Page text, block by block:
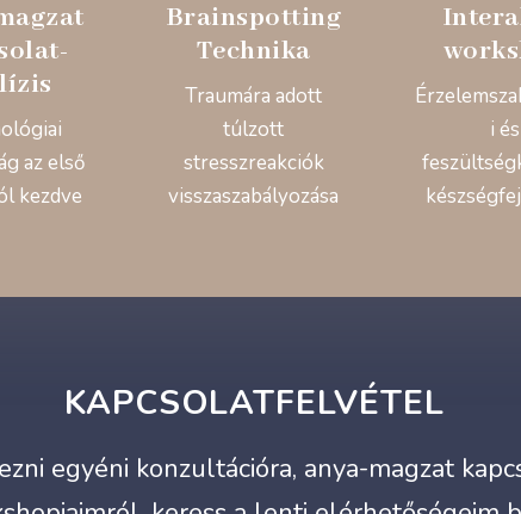
az első
kezdve
Brainspotting
Technika
Traumára adott
túlzott
stresszreakciók
visszaszabályozása
i és
KAPCSOLATFELVÉTEL
egyéni konzultációra, anya-magzat